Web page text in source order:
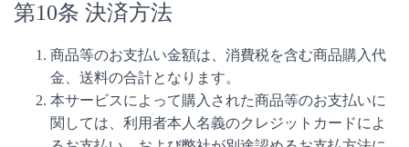
第10条 決済方法
商品等のお支払い金額は、消費税を含む商品購入代
金、送料の合計となります。
本サービスによって購入された商品等のお支払いに
関しては、利用者本人名義のクレジットカードによ